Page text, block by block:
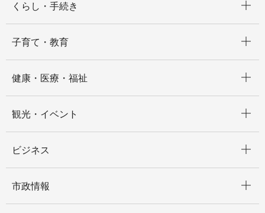
くらし・手続き
子育て・教育
健康・医療・福祉
観光・イベント
ビジネス
市政情報